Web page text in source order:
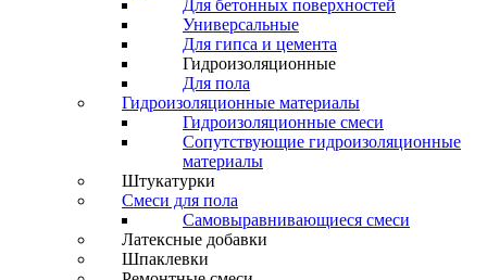
Для бетонных поверхностей
Универсальные
Для гипса и цемента
Гидроизоляционные
Для пола
Гидроизоляционные материалы
Гидроизоляционные смеси
Сопутствующие гидроизоляционные
материалы
Штукатурки
Смеси для пола
Самовыравнивающиеся смеси
Латексные добавки
Шпаклевки